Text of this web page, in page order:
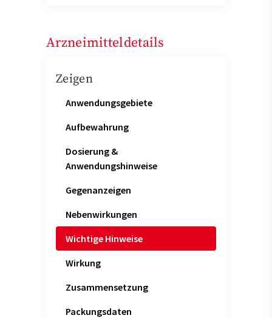
Arzneimitteldetails
Zeigen
Anwendungsgebiete
Aufbewahrung
Dosierung &
Anwendungshinweise
Gegenanzeigen
Nebenwirkungen
Wichtige Hinweise
Wirkung
Zusammensetzung
Packungsdaten